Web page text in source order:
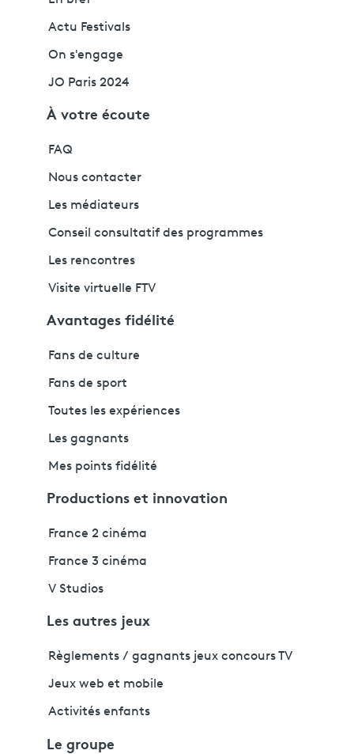
Actu Festivals
On s'engage
JO Paris 2024
À votre écoute
FAQ
Nous contacter
Les médiateurs
Conseil consultatif des programmes
Les rencontres
Visite virtuelle FTV
Avantages fidélité
Fans de culture
Fans de sport
Toutes les expériences
Les gagnants
Mes points fidélité
Productions et innovation
France 2 cinéma
France 3 cinéma
V Studios
Les autres jeux
Règlements / gagnants jeux concours TV
Jeux web et mobile
Activités enfants
Le groupe